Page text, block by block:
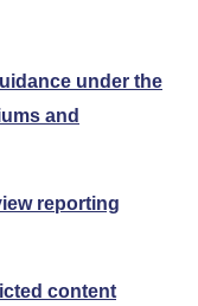
under the
and
reporting
content